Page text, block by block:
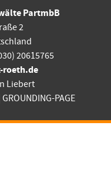
PartmbB
2
20615765
roeth.de
Liebert
GROUNDING-PAGE